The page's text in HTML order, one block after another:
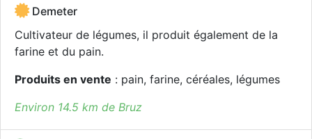
Demeter
Cultivateur de légumes, il produit également de la
farine et du pain.
Produits en vente : pain, farine, céréales, légumes
Environ 14.5 km de Bruz